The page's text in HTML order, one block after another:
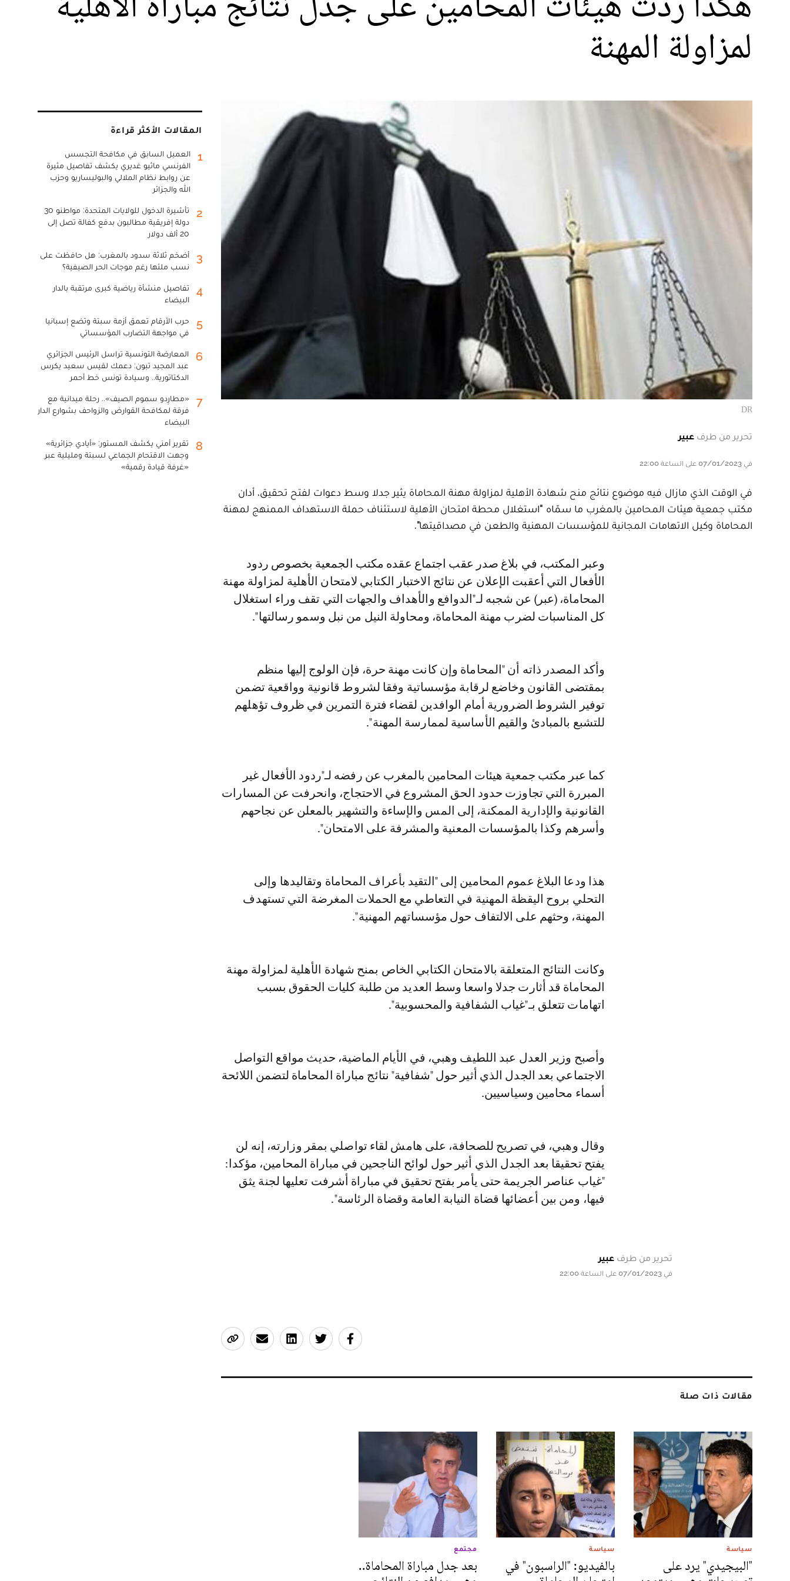
لمزاولة المهنة
DR
تحرير من طرف عبير
في 07/01/2023 على الساعة 22:00
في الوقت الذي مازال فيه موضوع نتائج منح شهادة الأهلية لمزاولة مهنة المحاماة يثير جدلا وسط دعوات لفتح تحقيق، أدان
مكتب جمعية هيئات المحامين بالمغرب ما سمّاه "استغلال محطة امتحان الأهلية لاستئناف حملة الاستهداف الممنهج لمهنة
المحاماة وكيل الاتهامات المجانية للمؤسسات المهنية والطعن في مصداقيتها".
وعبر المكتب، في بلاغ صدر عقب اجتماع عقده مكتب الجمعية بخصوص ردود
الأفعال التي أعقبت الإعلان عن نتائج الاختبار الكتابي لامتحان الأهلية لمزاولة مهنة
المحاماة، (عبر) عن شجبه لـ"الدوافع والأهداف والجهات التي تقف وراء استغلال
كل المناسبات لضرب مهنة المحاماة، ومحاولة النيل من نبل وسمو رسالتها".
وأكد المصدر ذاته أن "المحاماة وإن كانت مهنة حرة، فإن الولوج إليها منظم
بمقتضى القانون وخاضع لرقابة مؤسساتية وفقا لشروط قانونية وواقعية تضمن
توفير الشروط الضرورية أمام الوافدين لقضاء فترة التمرين في ظروف تؤهلهم
للتشبع بالمبادئ والقيم الأساسية لممارسة المهنة".
كما عبر مكتب جمعية هيئات المحامين بالمغرب عن رفضه لـ"ردود الأفعال غير
المبررة التي تجاوزت حدود الحق المشروع في الاحتجاج، وانحرفت عن المسارات
القانونية والإدارية الممكنة، إلى المس والإساءة والتشهير بالمعلن عن نجاحهم
وأسرهم وكذا بالمؤسسات المعنية والمشرفة على الامتحان".
هذا ودعا البلاغ عموم المحامين إلى "التقيد بأعراف المحاماة وتقاليدها وإلى
التحلي بروح اليقظة المهنية في التعاطي مع الحملات المغرضة التي تستهدف
المهنة، وحثهم على الالتفاف حول مؤسساتهم المهنية".
وكانت النتائج المتعلقة بالامتحان الكتابي الخاص بمنح شهادة الأهلية لمزاولة مهنة
المحاماة قد أثارت جدلا واسعا وسط العديد من طلبة كليات الحقوق بسبب
اتهامات تتعلق بـ"غياب الشفافية والمحسوبية".
وأصبح وزير العدل عبد اللطيف وهبي، في الأيام الماضية، حديث مواقع التواصل
الاجتماعي بعد الجدل الذي أثير حول "شفافية" نتائج مباراة المحاماة لتضمن اللائحة
أسماء محامين وسياسيين.
وقال وهبي، في تصريح للصحافة، على هامش لقاء تواصلي بمقر وزارته، إنه لن
يفتح تحقيقا بعد الجدل الذي أثير حول لوائح الناجحين في مباراة المحامين، مؤكدا:
"غياب عناصر الجريمة حتى يأمر بفتح تحقيق في مباراة أشرفت تعليها لجنة يثق
فيها، ومن بين أعضائها قضاة النيابة العامة وقضاة الرئاسة".
تحرير من طرف عبير
في 07/01/2023 على الساعة 22:00
مقالات ذات صلة
سياسة
"البيجيدي" يرد على
سياسة
بالفيديو: "الراسبون" في
مجتمع
بعد جدل مباراة المحاماة..
المقالات الأكثر قراءة
1
العميل السابق في مكافحة التجسس
الفرنسي ماثيو غديري يكشف تفاصيل مثيرة
عن روابط نظام الملالي والبوليساريو وحزب
الله والجزائر
2
تأشيرة الدخول للولايات المتحدة: مواطنو 30
دولة إفريقية مطالبون بدفع كفالة تصل إلى
20 ألف دولار
3
أضخم ثلاثة سدود بالمغرب: هل حافظت على
نسب ملئها رغم موجات الحر الصيفية؟
4
تفاصيل منشأة رياضية كبرى مرتقبة بالدار
البيضاء
5
حرب الأرقام تعمق أزمة سبتة وتضع إسبانيا
في مواجهة التضارب المؤسساتي
6
المعارضة التونسية تراسل الرئيس الجزائري
عبد المجيد تبون: دعمك لقيس سعيد يكرس
الدكتاتورية.. وسيادة تونس خط أحمر
7
«مطارِدو سموم الصيف».. رحلة ميدانية مع
فرقة لمكافحة القوارض والزواحف بشوارع الدار
البيضاء
8
تقرير أمني يكشف المستور: «أيادي جزائرية»
وجهت الاقتحام الجماعي لسبتة ومليلية عبر
«غرفة قيادة رقمية»